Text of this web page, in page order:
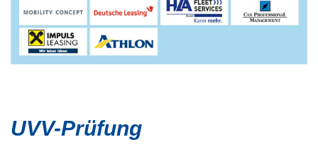
UVV-Prüfung